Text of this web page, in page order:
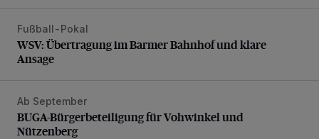
WSV: Übertragung im Barmer Bahnhof und klare Ansage
Fußball-Pokal
WSV: Übertragung im Barmer Bahnhof und klare
Ansage
BUGA-Bürgerbeteiligung für Vohwinkel und Nützenberg
Ab September
BUGA-Bürgerbeteiligung für Vohwinkel und
Nützenberg